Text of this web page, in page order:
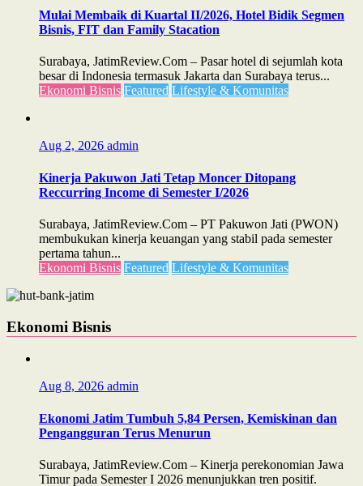
Mulai Membaik di Kuartal II/2026, Hotel Bidik Segmen
Bisnis, FIT dan Family Stacation
Surabaya, JatimReview.Com – Pasar hotel di sejumlah kota
besar di Indonesia termasuk Jakarta dan Surabaya terus...
Ekonomi Bisnis Featured Lifestyle & Komunitas
Aug 2, 2026 admin
Kinerja Pakuwon Jati Tetap Moncer Ditopang
Reccurring Income di Semester I/2026
Surabaya, JatimReview.Com – PT Pakuwon Jati (PWON)
membukukan kinerja keuangan yang stabil pada semester
pertama tahun...
Ekonomi Bisnis Featured Lifestyle & Komunitas
Ekonomi Bisnis
Aug 8, 2026 admin
Ekonomi Jatim Tumbuh 5,84 Persen, Kemiskinan dan
Pengangguran Terus Menurun
Surabaya, JatimReview.Com – Kinerja perekonomian Jawa
Timur pada Semester I 2026 menunjukkan tren positif.